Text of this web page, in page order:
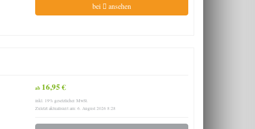
bei ansehen
ab16,95 €
inkl. 19% gesetzlicher MwSt.
Zuletzt aktualisiert am: 6. August 2026 8:28